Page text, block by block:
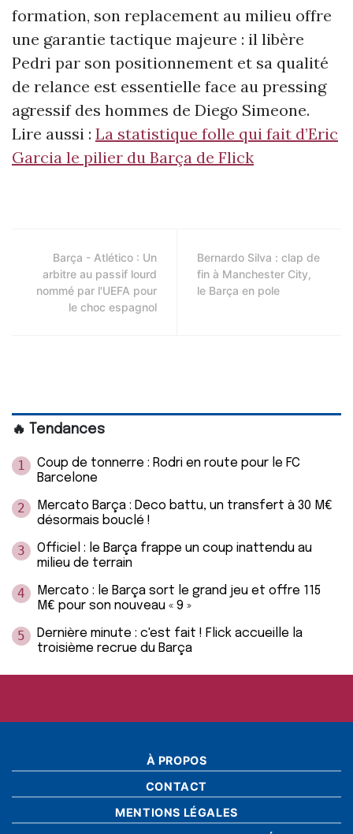
formation, son replacement au milieu offre
une garantie tactique majeure : il libère
Pedri par son positionnement et sa qualité
de relance est essentielle face au pressing
agressif des hommes de Diego Simeone.
Lire aussi : La statistique folle qui fait d’Eric
Garcia le pilier du Barça de Flick
Barça - Atlético : Un
arbitre au passif lourd
nommé par l'UEFA pour
le choc espagnol
Bernardo Silva : clap de
fin à Manchester City,
le Barça en pole
🔥 Tendances
1
Coup de tonnerre : Rodri en route pour le FC
Barcelone
2
Mercato Barça : Deco battu, un transfert à 30 M€
désormais bouclé !
3
Officiel : le Barça frappe un coup inattendu au
milieu de terrain
4
Mercato : le Barça sort le grand jeu et offre 115
M€ pour son nouveau « 9 »
5
Dernière minute : c'est fait ! Flick accueille la
troisième recrue du Barça
À PROPOS
CONTACT
MENTIONS LÉGALES